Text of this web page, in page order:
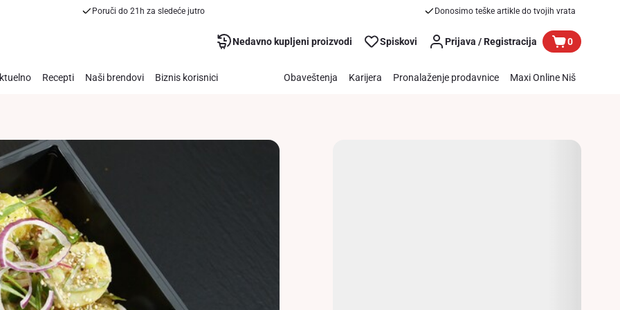
Poruči do 21h za sledeće jutro Donosimo teške artikle do tvojih vrata
Nedavno kupljeni proizvodi Spiskovi Prijava / Registracija 0
Recepti Naši brendovi Biznis korisnici Obaveštenja Karijera Pronalaženje prodavnice Maxi Online Niš